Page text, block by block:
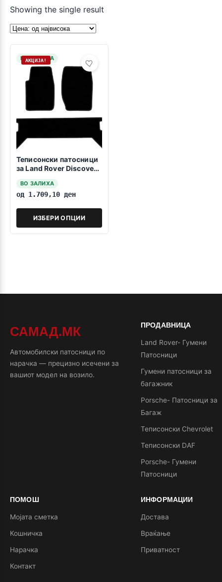
Showing the single result
НА ЗАЛИХА
АКЦИЈА!
Теписонски патосници
за Land Rover Discovery
ВО ЗАЛИХА
од 1.709,10 ден
ИЗБЕРИ ОПЦИИ
САМАД.МК
Автомобилски патосници по
нарачка — прецизно исечени за
вашиот модел на возило.
ПРОДАВНИЦА
Land Rover- Гумени
Патосници
Гумени патосници за
багажник
Porsche- Патосници за
Багаж
Теписонски Chevrolet
Теписонски DAF
Porsche- Гумени
Патосници
ПОМОШ
Мојата сметка
Кошничка
Нарачка
Контакт
ИНФОРМАЦИИ
Достава
Враќање
Приватност